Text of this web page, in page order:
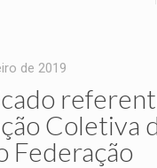
de 2019
Coletiva
Federação